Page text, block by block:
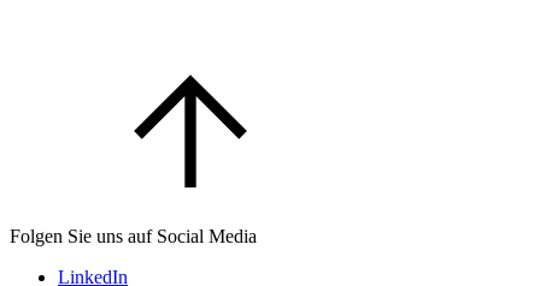
Folgen Sie uns auf Social Media
LinkedIn